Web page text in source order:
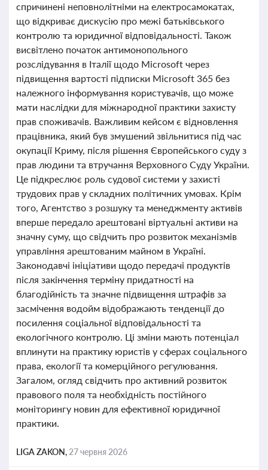
спричинені неповнолітніми на електросамокатах,
що відкриває дискусію про межі батьківського
контролю та юридичної відповідальності. Також
висвітлено початок антимонопольного
розслідування в Італії щодо Microsoft через
підвищення вартості підписки Microsoft 365 без
належного інформування користувачів, що може
мати наслідки для міжнародної практики захисту
прав споживачів. Важливим кейсом є відновлення
працівника, який був змушений звільнитися під час
окупації Криму, після рішення Європейського суду з
прав людини та втручання Верховного Суду України.
Це підкреслює роль судової системи у захисті
трудових прав у складних політичних умовах. Крім
того, Агентство з розшуку та менеджменту активів
вперше передало арештовані віртуальні активи на
значну суму, що свідчить про розвиток механізмів
управління арештованим майном в Україні.
Законодавчі ініціативи щодо передачі продуктів
після закінчення терміну придатності на
благодійність та значне підвищення штрафів за
засмічення водойм відображають тенденції до
посилення соціальної відповідальності та
екологічного контролю. Ці зміни мають потенціал
вплинути на практику юристів у сферах соціального
права, екології та комерційного регулювання.
Загалом, огляд свідчить про активний розвиток
правового поля та необхідність постійного
моніторингу новин для ефективної юридичної
практики.
LIGA ZAKON, 27 червня 2026